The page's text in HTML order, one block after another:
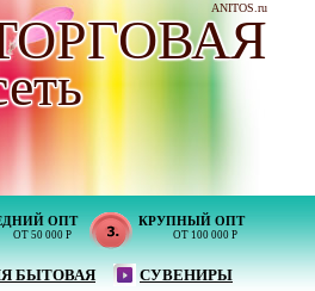
ОПТ
ОТ 50 000 Р
КРУПНЫЙ ОПТ
ОТ 100 000 Р
БЫТОВАЯ СУВЕНИРЫ
ANITOS.ru